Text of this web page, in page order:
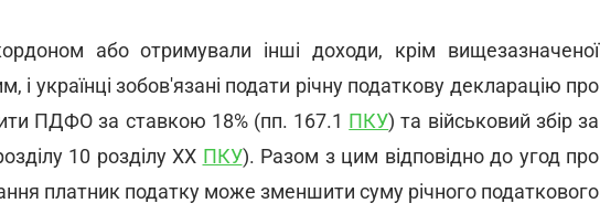
або отримували інші доходи, крім вищезазначеної
і українці зобов'язані подати річну податкову декларацію про
ПДФО за ставкою 18% (пп. 167.1 ПКУ) та військовий збір за
10 розділу XX ПКУ). Разом з цим відповідно до угод про
платник податку може зменшити суму річного податкового